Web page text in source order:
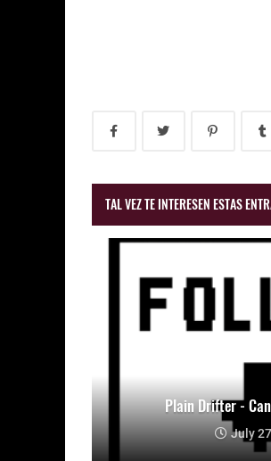
TAL VEZ TE INTERESEN ESTAS
Plain Drifter -
July